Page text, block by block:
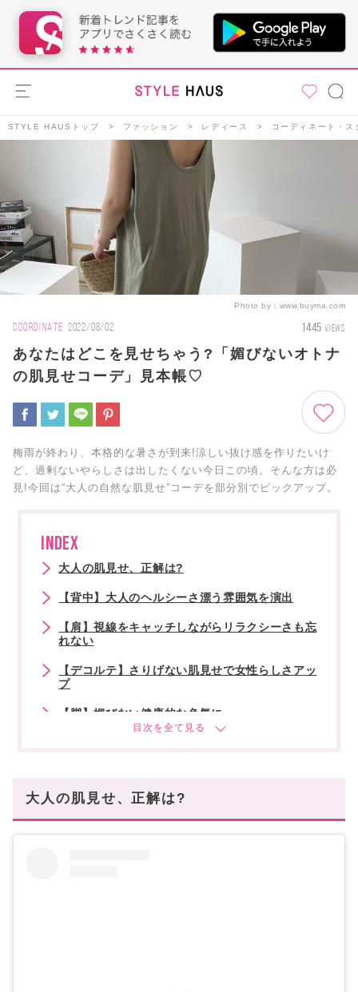
STYLE HAUSトップ ファッション レディース コーディネート・ス
Photo by： www.buyma.com
COORDINATE 2022/08/02 1445 VIEWS
あなたはどこを見せちゃう?「媚びないオトナ
の肌見せコーデ」見本帳♡
梅雨が終わり、本格的な暑さが到来!涼しい抜け感を作りたいけ
ど、過剰ないやらしさは出したくない今日この頃。そんな方は必
見!今回は“大人の自然な肌見せ”コーデを部分別でピックアップ。
INDEX
大人の肌見せ、正解は?
【背中】大人のヘルシーさ漂う雰囲気を演出
【肩】視線をキャッチしながらリラクシーさも忘
れない
【デコルテ】さりげない肌見せで女性らしさアッ
プ
【脚】媚びない健康的な色気に
大人の肌見せ、正解は?